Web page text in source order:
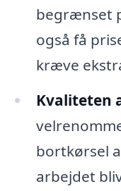
begrænset
også få
kræve
Kvaliteten
bortkørsel
arbejdet